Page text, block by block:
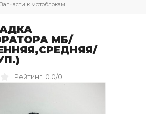
Запчасти к мотоблокам
МБ/
Рейтинг: 0.0/0